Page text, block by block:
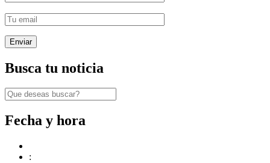
Busca tu noticia
Fecha y hora
: